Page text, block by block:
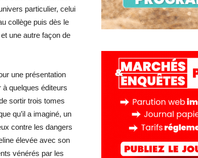
particulier, celui
collège puis dès le
une autre façon de
une présentation
à quelques éditeurs
sortir trois tomes
qu’il a imaginé, un
contre les dangers
élevée avec son
vénérés par les